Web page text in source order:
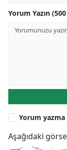
Yorum Yazın
Yorum yazma
Aşağıdaki